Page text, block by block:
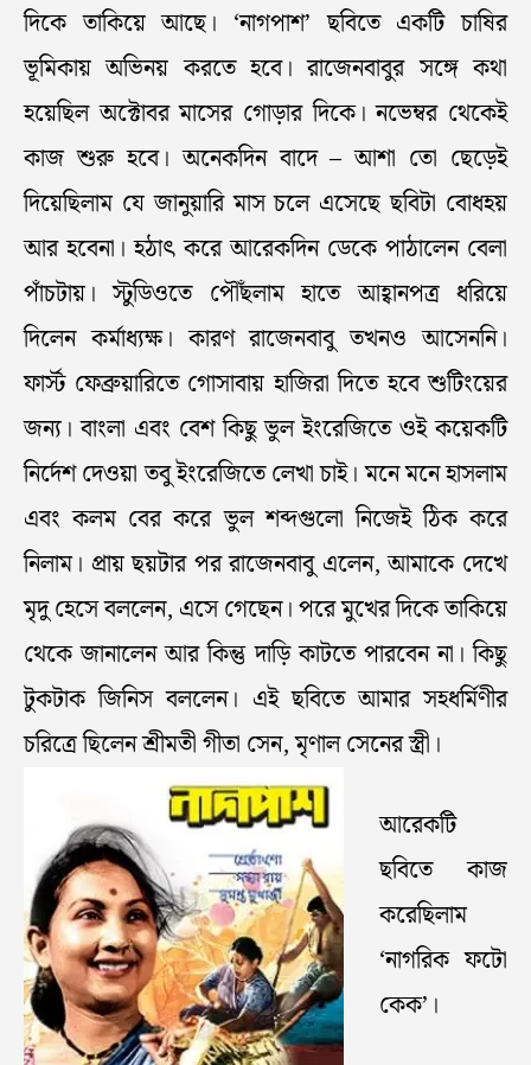
দিকে তাকিয়ে আছে। ‘নাগপাশ’ ছবিতে একটি চাষির
ভূমিকায় অভিনয় করতে হবে। রাজেনবাবুর সঙ্গে কথা
হয়েছিল অক্টোবর মাসের গোড়ার দিকে। নভেম্বর থেকেই
কাজ শুরু হবে। অনেকদিন বাদে – আশা তো ছেড়েই
দিয়েছিলাম যে জানুয়ারি মাস চলে এসেছে ছবিটা বোধহয়
আর হবেনা। হঠাৎ করে আরেকদিন ডেকে পাঠালেন বেলা
পাঁচটায়। স্টুডিওতে পৌঁছ‌লাম হাতে আহ্বানপত্র ধরিয়ে
দিলেন কর্মাধ্যক্ষ। কারণ রাজেনবাবু তখনও আসেননি।
ফার্স্ট ফেব্রুয়ারিতে গোসাবায় হাজিরা দিতে হবে শুটিংয়ের
জন্য। বাংলা এবং বেশ কিছু ভুল ইংরেজিতে ওই কয়েকটি
নির্দেশ দেওয়া তবু ইংরেজিতে লেখা চাই। মনে মনে হাসলাম
এবং কলম বের করে ভুল শব্দগুলো নিজেই ঠিক করে
নিলাম। প্রায় ছয়টার পর রাজেনবাবু এলেন, আমাকে দেখে
মৃদু হেসে বললেন, এসে গেছেন। পরে মুখের দিকে তাকিয়ে
থেকে জানালেন আর কিন্তু দাড়ি কাটতে পারবেন না। কিছু
টুকটাক জিনিস বললেন। এই ছবিতে আমার সহধর্মিণীর
চরিত্রে ছিলেন শ্রীমতী গীতা সেন, মৃণাল সেনের স্ত্রী।
আরেকটি
ছবিতে কাজ
করেছিলাম
‘নাগরিক ফটো
কেক’।